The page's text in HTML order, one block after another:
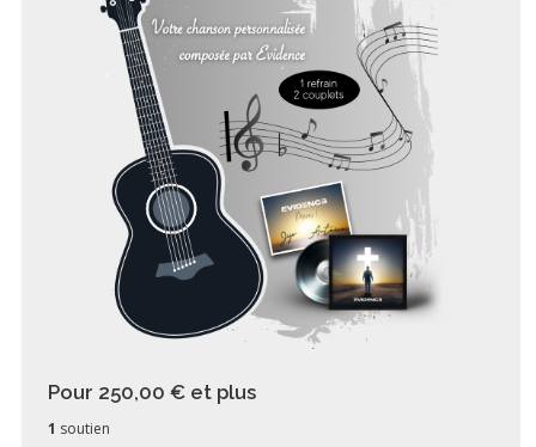
Pour 250,00 € et plus
1 soutien